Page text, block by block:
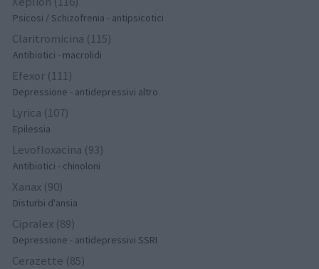
Psicosi / Schizofrenia - antipsicotici
Claritromicina (115)
Antibiotici - macrolidi
Efexor (111)
Depressione - antidepressivi altro
Lyrica (107)
Epilessia
Levofloxacina (93)
Antibiotici - chinoloni
Xanax (90)
Disturbi d'ansia
Cipralex (89)
Depressione - antidepressivi SSRI
Cerazette (85)